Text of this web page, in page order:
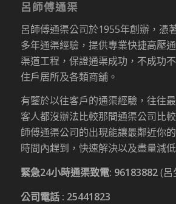
呂師傅通渠
呂師傅通渠公司於1955年創辦，憑
多年通渠經驗，提供專業快捷高壓
渠道工程，保證通渠成功，不成功
住戶居所及各類商舖。
有鑒於以往客戶的通渠經驗，往往
客人都沒辦法比較那間通渠公司比
師傅通渠公司的出現能讓最鄰近你
時間內趕到，快速解決以及盡量減
緊急24小時通渠致電: 96183882(呂
公司電話 : 25441823